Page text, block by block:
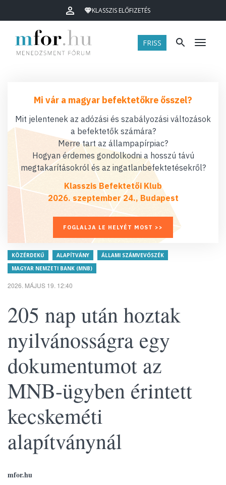
KLASSZIS ELŐFIZETÉS
FRISS Menü
Mi vár a magyar befektetőkre ősszel?
Mit jelentenek az adózási és szabályozási változások
a befektetők számára?
Merre tart az állampapírpiac?
Hogyan érdemes gondolkodni a hosszú távú
megtakarításokról és az ingatlanbefektetésekről?
Klasszis Befektetői Klub
2026. szeptember 24., Budapest
FOGLALJA LE HELYÉT MOST >>
KÖZÉRDEKŰ ALAPÍTVÁNY
ÁLLAMI SZÁMVEVŐSZÉK
MAGYAR NEMZETI BANK (MNB)
2026. MÁJUS 19. 12:40
205 nap után hoztak
nyilvánosságra egy
dokumentumot az
MNB-ügyben érintett
kecskeméti
alapítványnál
mfor.hu